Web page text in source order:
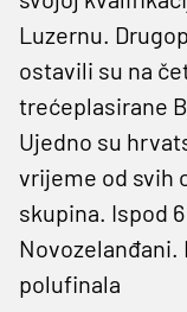
Luzernu.
ostavili su na
trećeplasirane
Ujedno su
vrijeme od svih
skupina. Ispod
Novozelanđani.
polufinala